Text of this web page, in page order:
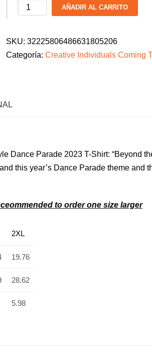
C.I.C.T.
Parade
2026
AÑADIR AL CARRITO
SKU: 32225806486631805206
Categoría: Creative Individuals Coming
Dance Parade 2023 T-Shirt: “Beyond
this year’s Dance Parade theme and
to order one size larger
2XL
19.76
28.62
5.98